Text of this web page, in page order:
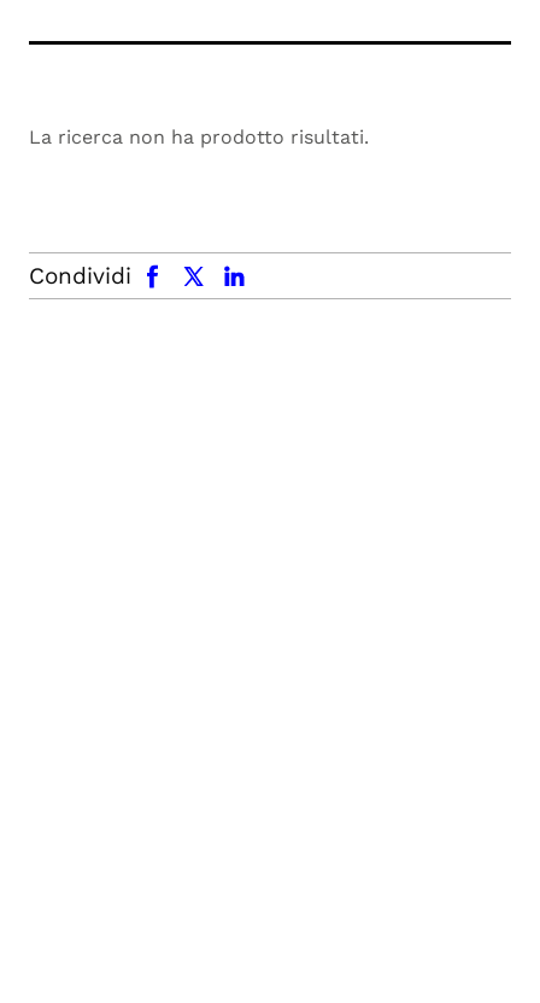
La ricerca non ha prodotto risultati.
Condividi
facebook x.com linkedin